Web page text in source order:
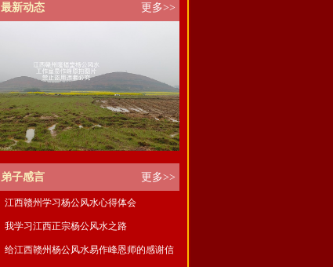
最新动态 更多>>
弟子感言 更多>>
江西赣州学习杨公风水心得体会
我学习江西正宗杨公风水之路
给江西赣州杨公风水易作峰恩师的感谢信